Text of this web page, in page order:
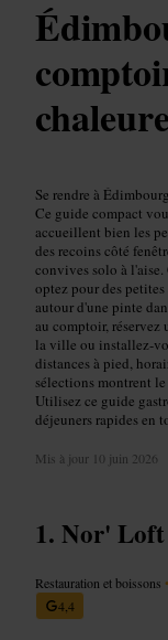
Se rendre à
Ce guide compact
accueillent bien les
des recoins côté
convives solo à
optez pour des
autour d'une pinte
au comptoir, réservez
la ville ou installez-
distances à pied,
sélections montrent
Utilisez ce guide
déjeuners rapides en
Mis à jour 10 juin 2026
Nor' Loft
Restauration et boissons •
4,4